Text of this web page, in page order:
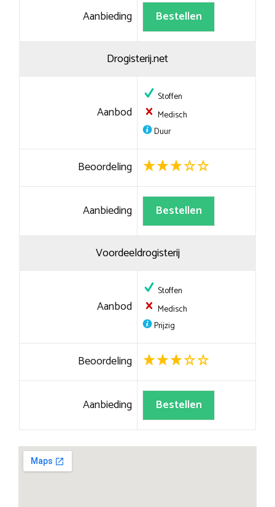
Aanbieding Bestellen
Drogisterij.net
Aanbod
Stoffen
Medisch
Duur
Beoordeling
Aanbieding Bestellen
Voordeeldrogisterij
Aanbod
Stoffen
Medisch
Prijzig
Beoordeling
Aanbieding Bestellen